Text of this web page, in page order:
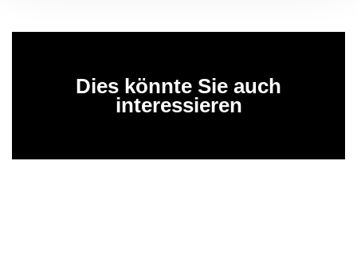
Dies könnte Sie auch
interessieren